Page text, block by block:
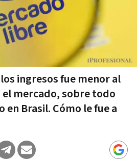
ingresos fue menor al
mercado, sobre todo
en Brasil. Cómo le fue a